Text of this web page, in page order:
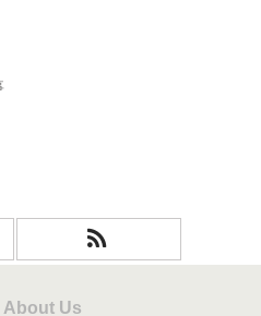
About Us